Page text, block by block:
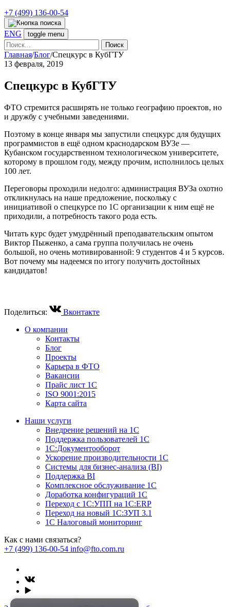
+7 (499) 136-00-54
ENG toggle menu
Найти:
Главная/Блог/Спецкурс в КубГТУ
13 февраля, 2019
Спецкурс в КубГТУ
ФТО стремится расширять не только географию проектов, но
и дружбу с учебными заведениями.
Поэтому в конце января мы запустили спецкурс для будущих
программистов в ещё одном краснодарском ВУЗе —
Кубанском государственном технологическом университете,
которому в прошлом году, между прочим, исполнилось целых
100 лет.
Переговоры проходили недолго: администрация ВУЗа охотно
откликнулась на наше предложение, поскольку с
инициативой о спецкурсе по 1С организации к ним ещё не
приходили, а потребность такого рода есть.
Читать курс будет умудрённый преподавательским опытом
Виктор Пыженко, а сама группа получилась не очень
большой, но очень мотивированной: 9 студентов 4 и 5 курсов.
Вот почему мы надеемся по итогу получить достойных
кандидатов!
Поделиться:
Вконтакте
О компании
Контакты
Блог
Проекты
Карьера в ФТО
Вакансии
Прайс лист 1С
ISO 9001:2015
Карта сайта
Наши услуги
Внедрение решений на 1С
Поддержка пользователей 1С
1С:Документооборот
Ускорение производительности 1С
Системы для бизнес-анализа (BI)
Поддержка BI
Комплексное обслуживание 1С
Доработка конфигураций 1С
Переход с 1С:УПП на 1С:ERP
Переход на новый 1C:ЗУП 3.1
1С Налоговый мониторинг
Как с нами связаться?
+7 (499) 136-00-54 info@fto.com.ru